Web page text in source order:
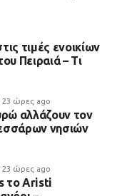
τιμές ενοικίων
Πειραιά – Τι
23 ώρες ago
αλλάζουν τον
νησιών
23 ώρες ago
το Aristi